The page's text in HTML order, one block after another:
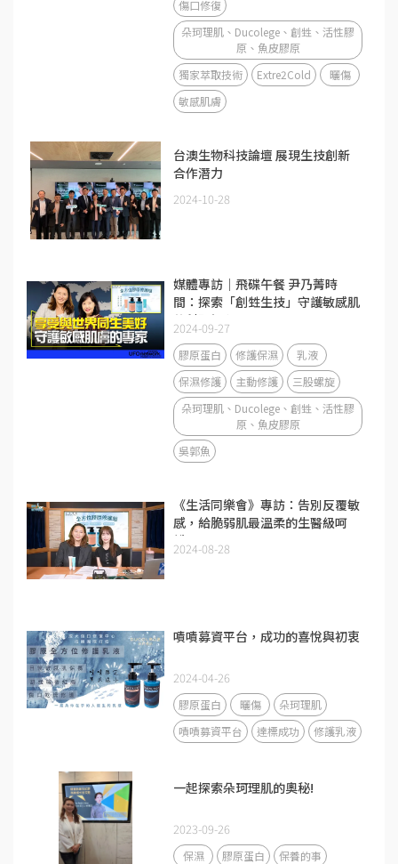
傷口修復
朵珂理肌、Ducolege、創甡、活性膠
原、魚皮膠原
獨家萃取技術
Extre2Cold
曬傷
敏感肌膚
台澳生物科技論壇 展現生技創新
合作潛力
2024-10-28
媒體專訪｜飛碟午餐 尹乃菁時
間：探索「創甡生技」守護敏感肌
的科研初心
2024-09-27
膠原蛋白 修護保濕
乳液
保濕修護
主動修護
三股螺旋
朵珂理肌、Ducolege、創甡、活性膠
原、魚皮膠原
吳郭魚
《生活同樂會》專訪：告別反覆敏
感，給脆弱肌最溫柔的生醫級呵
護。
2024-08-28
嘖嘖募資平台，成功的喜悅與初衷
2024-04-26
膠原蛋白 曬傷
朵珂理肌
嘖嘖募資平台
達標成功 修護乳液
一起探索朵珂理肌的奧秘!
2023-09-26
保濕 膠原蛋白
保養的事